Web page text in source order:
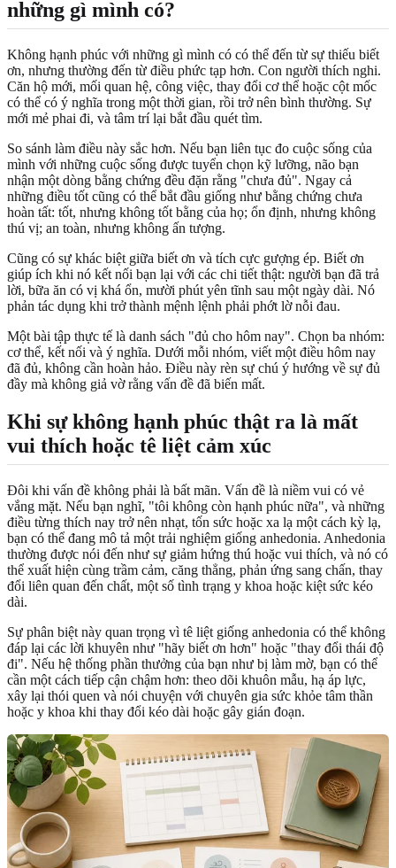
những gì mình có?
Không hạnh phúc với những gì mình có có thể đến từ sự thiếu biết
ơn, nhưng thường đến từ điều phức tạp hơn. Con người thích nghi.
Căn hộ mới, mối quan hệ, công việc, thay đổi cơ thể hoặc cột mốc
có thể có ý nghĩa trong một thời gian, rồi trở nên bình thường. Sự
mới mẻ phai đi, và tâm trí lại bắt đầu quét tìm.
So sánh làm điều này sắc hơn. Nếu bạn liên tục đo cuộc sống của
mình với những cuộc sống được tuyển chọn kỹ lưỡng, não bạn
nhận một dòng bằng chứng đều đặn rằng "chưa đủ". Ngay cả
những điều tốt cũng có thể bắt đầu giống như bằng chứng chưa
hoàn tất: tốt, nhưng không tốt bằng của họ; ổn định, nhưng không
thú vị; an toàn, nhưng không ấn tượng.
Cũng có sự khác biệt giữa biết ơn và tích cực gượng ép. Biết ơn
giúp ích khi nó kết nối bạn lại với các chi tiết thật: người bạn đã trả
lời, bữa ăn có vị khá ổn, mười phút yên tĩnh sau một ngày dài. Nó
phản tác dụng khi trở thành mệnh lệnh phải phớt lờ nỗi đau.
Một bài tập thực tế là danh sách "đủ cho hôm nay". Chọn ba nhóm:
cơ thể, kết nối và ý nghĩa. Dưới mỗi nhóm, viết một điều hôm nay
đã đủ, không cần hoàn hảo. Điều này rèn sự chú ý hướng về sự đủ
đầy mà không giả vờ rằng vấn đề đã biến mất.
Khi sự không hạnh phúc thật ra là mất
vui thích hoặc tê liệt cảm xúc
Đôi khi vấn đề không phải là bất mãn. Vấn đề là niềm vui có vẻ
vắng mặt. Nếu bạn nghĩ, "tôi không còn hạnh phúc nữa", và những
điều từng thích nay trở nên nhạt, tốn sức hoặc xa lạ một cách kỳ lạ,
bạn có thể đang mô tả một trải nghiệm giống anhedonia. Anhedonia
thường được nói đến như sự giảm hứng thú hoặc vui thích, và nó có
thể xuất hiện cùng trầm cảm, căng thẳng, phản ứng sang chấn, thay
đổi liên quan đến chất, một số tình trạng y khoa hoặc kiệt sức kéo
dài.
Sự phân biệt này quan trọng vì tê liệt giống anhedonia có thể không
đáp lại các lời khuyên như "hãy biết ơn hơn" hoặc "thay đổi thái độ
đi". Nếu hệ thống phần thưởng của bạn như bị làm mờ, bạn có thể
cần một cách tiếp cận chậm hơn: theo dõi khuôn mẫu, hạ áp lực,
xây lại thói quen và nói chuyện với chuyên gia sức khỏe tâm thần
hoặc y khoa khi thay đổi kéo dài hoặc gây gián đoạn.